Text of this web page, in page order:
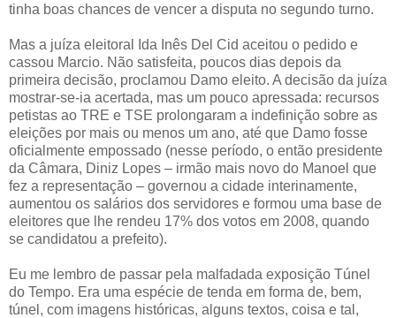
tinha boas chances de vencer a disputa no segundo turno.
Mas a juíza eleitoral Ida Inês Del Cid aceitou o pedido e
cassou Marcio. Não satisfeita, poucos dias depois da
primeira decisão, proclamou Damo eleito. A decisão da juíza
mostrar-se-ia acertada, mas um pouco apressada: recursos
petistas ao TRE e TSE prolongaram a indefinição sobre as
eleições por mais ou menos um ano, até que Damo fosse
oficialmente empossado (nesse período, o então presidente
da Câmara, Diniz Lopes – irmão mais novo do Manoel que
fez a representação – governou a cidade interinamente,
aumentou os salários dos servidores e formou uma base de
eleitores que lhe rendeu 17% dos votos em 2008, quando
se candidatou a prefeito).
Eu me lembro de passar pela malfadada exposição Túnel
do Tempo. Era uma espécie de tenda em forma de, bem,
túnel, com imagens históricas, alguns textos, coisa e tal,